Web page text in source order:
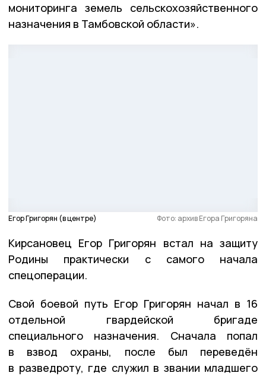
мониторинга земель сельскохозяйственного
назначения в Тамбовской области».
Егор Григорян (в центре) Фото: архив Егора Григоряна
Кирсановец Егор Григорян встал на защиту
Родины практически с самого начала
спецоперации.
Свой боевой путь Егор Григорян начал в 16
отдельной гвардейской бригаде
специального назначения. Сначала попал
в взвод охраны, после был переведён
в разведроту, где служил в звании младшего